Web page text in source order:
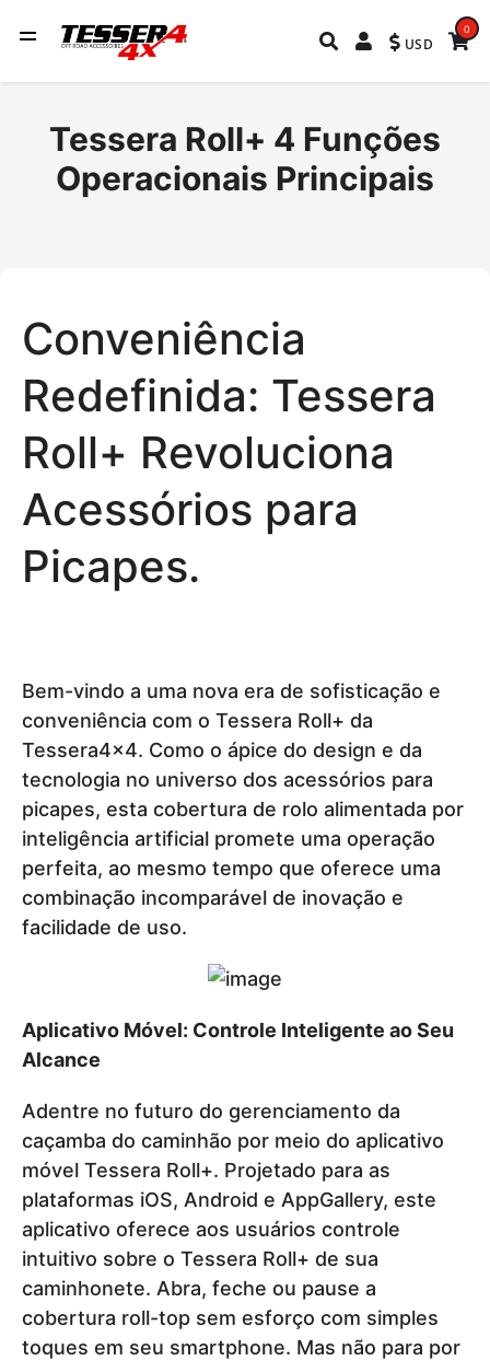
USD
0
Tessera Roll+ 4 Funções
Operacionais Principais
Conveniência
Redefinida: Tessera
Roll+ Revoluciona
Acessórios para
Picapes.
Bem-vindo a uma nova era de sofisticação e
conveniência com o Tessera Roll+ da
Tessera4x4. Como o ápice do design e da
tecnologia no universo dos acessórios para
picapes, esta cobertura de rolo alimentada por
inteligência artificial promete uma operação
perfeita, ao mesmo tempo que oferece uma
combinação incomparável de inovação e
facilidade de uso.
Aplicativo Móvel: Controle Inteligente ao Seu
Alcance
Adentre no futuro do gerenciamento da
caçamba do caminhão por meio do aplicativo
móvel Tessera Roll+. Projetado para as
plataformas iOS, Android e AppGallery, este
aplicativo oferece aos usuários controle
intuitivo sobre o Tessera Roll+ de sua
caminhonete. Abra, feche ou pause a
cobertura roll-top sem esforço com simples
toques em seu smartphone. Mas não para por